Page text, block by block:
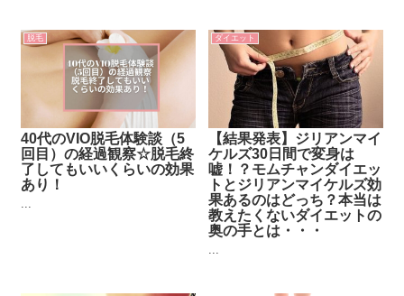
脱毛
40代のVIO脱毛体験談（5
回目）の経過観察☆脱毛終
了してもいいくらいの効果
あり！
...
ダイエット
【結果発表】ジリアンマイ
ケルズ30日間で変身は
嘘！？モムチャンダイエッ
トとジリアンマイケルズ効
果あるのはどっち？本当は
教えたくないダイエットの
奥の手とは・・・
...